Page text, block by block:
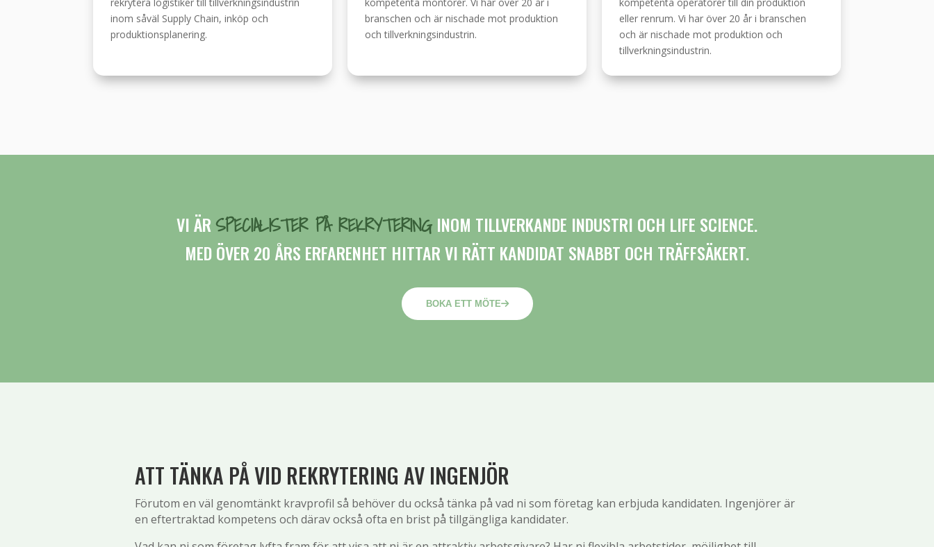
inom såväl Supply Chain, inköp och
produktionsplanering.
branschen och är nischade mot produktion
och tillverkningsindustrin.
eller renrum. Vi har över 20 år i branschen
och är nischade mot produktion och
tillverkningsindustrin.
VI ÄR SPECIALISTER PÅ REKRYTERINGINOM TILLVERKANDE INDUSTRI OCH LIFE SCIENCE.
MED ÖVER 20 ÅRS ERFARENHET HITTAR VI RÄTT KANDIDAT SNABBT OCH TRÄFFSÄKERT.
BOKA ETT MÖTE
ATT TÄNKA PÅ VID REKRYTERING AV INGENJÖR
Förutom en väl genomtänkt kravprofil så behöver du också tänka på vad ni som företag kan erbjuda kandidaten. Ingenjörer är
en eftertraktad kompetens och därav också ofta en brist på tillgängliga kandidater.